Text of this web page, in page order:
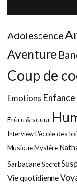
Adolescence
Aventure
Coup de
Emotions Enfance
Frère & soeur
InterviewL'école des
MusiqueMystère
SarbacaneSecret
Vie quotidienne